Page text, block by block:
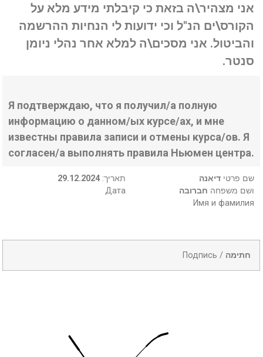
אני מצהיר\ה בזאת כי קיבלתי מידע מלא על
הקורס\ים הנ"ל וכי ידועות לי הנחיות ההרשמה
והביטול. אני מסכים\ה למלא אחר נהלי ניומן
סנטר.
Я подтверждаю, что я получил/а полную
информацию о данном/ых курсе/ах, и мне
известны правила записи и отмены курса/ов. Я
согласен/а выполнять правила Ньюмен центра.
29.12.2024 :תאריך
Дата
שם פרטי דיאנה
ושם משפחה חברובה
Имя и фамилия
Подпись / חתימה